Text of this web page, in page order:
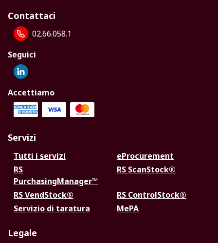
Contattaci
02.66.058.1
Seguici
Accettiamo
Servizi
Tutti i servizi
eProcurement
RS
PurchasingManager™
RS ScanStock®
RS VendStock®
RS ControlStock®
Servizio di taratura
MePA
Legale